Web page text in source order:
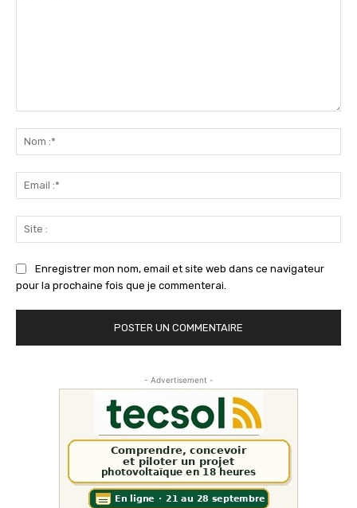
Enregistrer mon nom, email et site web dans ce navigateur
pour la prochaine fois que je commenterai.
- Advertisement -